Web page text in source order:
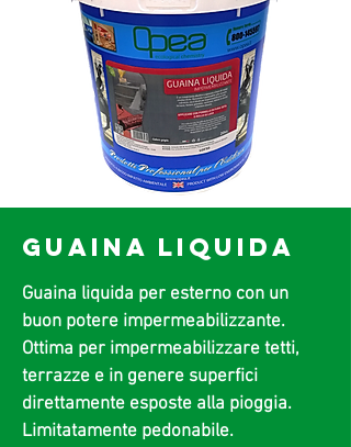
GUAINA LIQUIDA
Guaina liquida per esterno con un
buon potere impermeabilizzante.
Ottima per impermeabilizzare tetti,
terrazze e in genere superfici
direttamente esposte alla pioggia.
Limitatamente pedonabile.